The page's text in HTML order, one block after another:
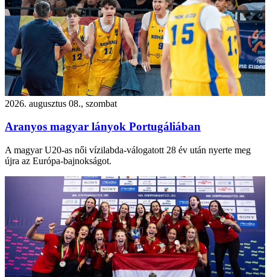
2026. augusztus 08., szombat
Aranyos magyar lányok Portugáliában
A magyar U20-as női vízilabda-válogatott 28 év után nyerte meg
újra az Európa-bajnokságot.